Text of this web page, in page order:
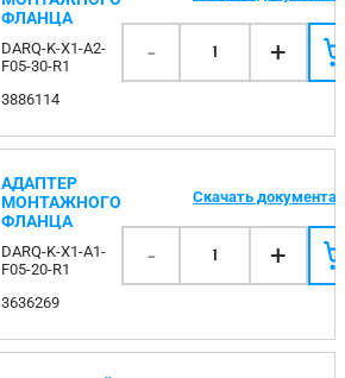
ФЛАНЦА
DARQ-K-X1-A2-
F05-30-R1
3886114
- 1 +
АДАПТЕР
МОНТАЖНОГО
ФЛАНЦА
DARQ-K-X1-A1-
F05-20-R1
3636269
Скачать
- 1 +